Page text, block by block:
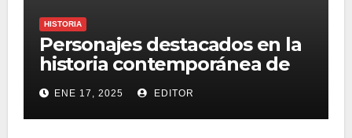
HISTORIA
Personajes destacados en la
historia contemporánea de
México
ENE 17, 2025 EDITOR